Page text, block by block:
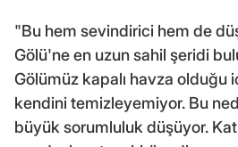
"Bu hem sevindirici hem de
Gölü'ne en uzun sahil şeridi
Gölümüz kapalı havza olduğu
kendini temizleyemiyor. Bu
büyük sorumluluk düşüyor.